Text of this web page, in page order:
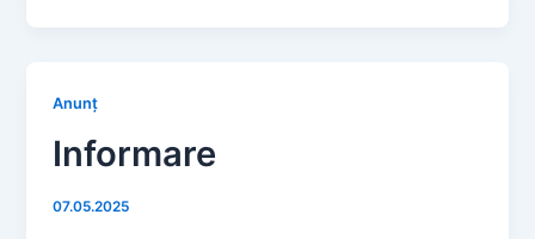
Anunț
Informare
07.05.2025